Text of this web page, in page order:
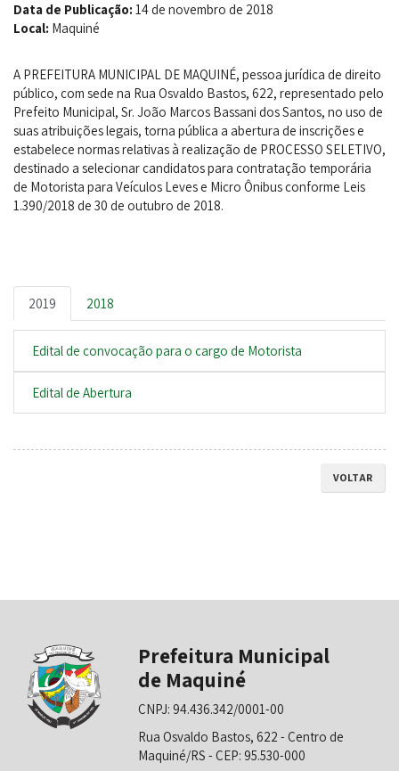
Data de Publicação: 14 de novembro de 2018
Local: Maquiné
A PREFEITURA MUNICIPAL DE MAQUINÉ, pessoa jurídica de direito
público, com sede na Rua Osvaldo Bastos, 622, representado pelo
Prefeito Municipal, Sr. João Marcos Bassani dos Santos, no uso de
suas atribuições legais, torna pública a abertura de inscrições e
estabelece normas relativas à realização de PROCESSO SELETIVO,
destinado a selecionar candidatos para contratação temporária
de Motorista para Veículos Leves e Micro Ônibus conforme Leis
1.390/2018 de 30 de outubro de 2018.
2019 2018
Edital de convocação para o cargo de Motorista
Edital de Abertura
VOLTAR
Prefeitura Municipal
de Maquiné
CNPJ: 94.436.342/0001-00
Rua Osvaldo Bastos, 622 - Centro de
Maquiné/RS - CEP: 95.530-000